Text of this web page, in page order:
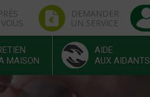
DEMANDER
UN SERVICE
MAISON
AIDE
AUX AIDANTS